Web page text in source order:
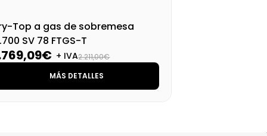
Top a gas de sobremesa
SV 78 FTGS-T
+ IVA2.211,00€
MÁS DETALLES